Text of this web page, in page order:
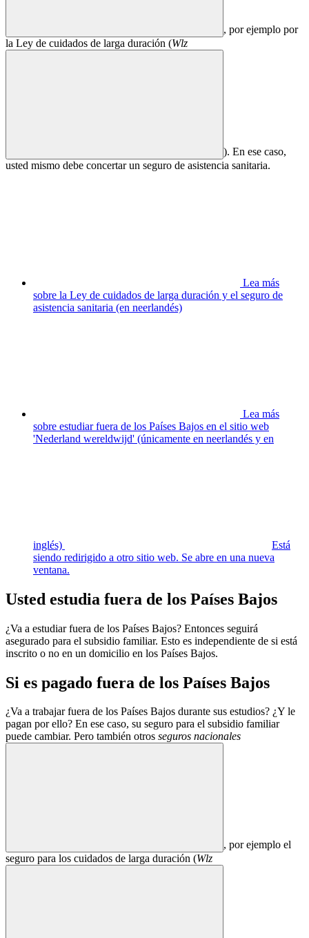
, por ejemplo por
la Ley de cuidados de larga duración (Wlz
). En ese caso,
usted mismo debe concertar un seguro de asistencia sanitaria.
Lea más
sobre la Ley de cuidados de larga duración y el seguro de
asistencia sanitaria (en neerlandés)
Lea más
sobre estudiar fuera de los Países Bajos en el sitio web
'Nederland wereldwijd' (únicamente en neerlandés y en
inglés)
Está
siendo redirigido a otro sitio web. Se abre en una nueva
ventana.
Usted estudia fuera de los Países Bajos
¿Va a estudiar fuera de los Países Bajos? Entonces seguirá
asegurado para el subsidio familiar. Esto es independiente de si está
inscrito o no en un domicilio en los Países Bajos.
Si es pagado fuera de los Países Bajos
¿Va a trabajar fuera de los Países Bajos durante sus estudios? ¿Y le
pagan por ello? En ese caso, su seguro para el subsidio familiar
puede cambiar. Pero también otros seguros nacionales
, por ejemplo el
seguro para los cuidados de larga duración (Wlz